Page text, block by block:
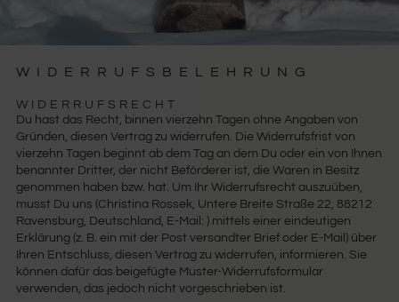
CHRIZLEE UPCYCLING
WIDERRUFSBELEHRUNG
WIDERRUFSRECHT
Du hast das Recht, binnen vierzehn Tagen ohne Angaben von
Gründen, diesen Vertrag zu widerrufen. Die Widerrufsfrist von
vierzehn Tagen beginnt ab dem Tag an dem Du oder ein von Ihnen
benannter Dritter, der nicht Beförderer ist, die Waren in Besitz
genommen haben bzw. hat. Um Ihr Widerrufsrecht auszuüben,
musst Du uns (Christina Rossek, Untere Breite Straße 22, 88212
Ravensburg, Deutschland, E-Mail: ) mittels einer eindeutigen
Erklärung (z. B. ein mit der Post versandter Brief oder E-Mail) über
Ihren Entschluss, diesen Vertrag zu widerrufen, informieren. Sie
können dafür das beigefügte Muster-Widerrufsformular
verwenden, das jedoch nicht vorgeschrieben ist.